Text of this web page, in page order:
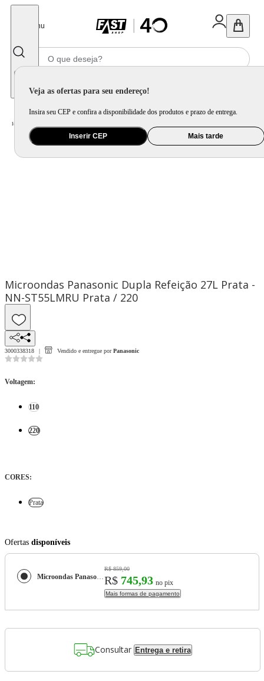
Menu
Veja as ofertas para seu endereço!
Insira seu CEP e confira a disponibilidade dos produtos e prazo de entrega.
Inserir CEP Mais tarde
Home
Microondas Panasonic Dupla Refeição 27L Prata -
NN-ST55LMRU Prata / 220
3000338318 Vendido e entregue por Panasonic
Voltagem:
110
220
CORES:
Prata
Ofertas disponíveis
Microondas Panasonic Dupla Refeição 27L Prata - NN-ST55LMRU
R$ 859,00
R$ 745,93 no pix
Mais formas de pagamento
Consultar Entrega e retira